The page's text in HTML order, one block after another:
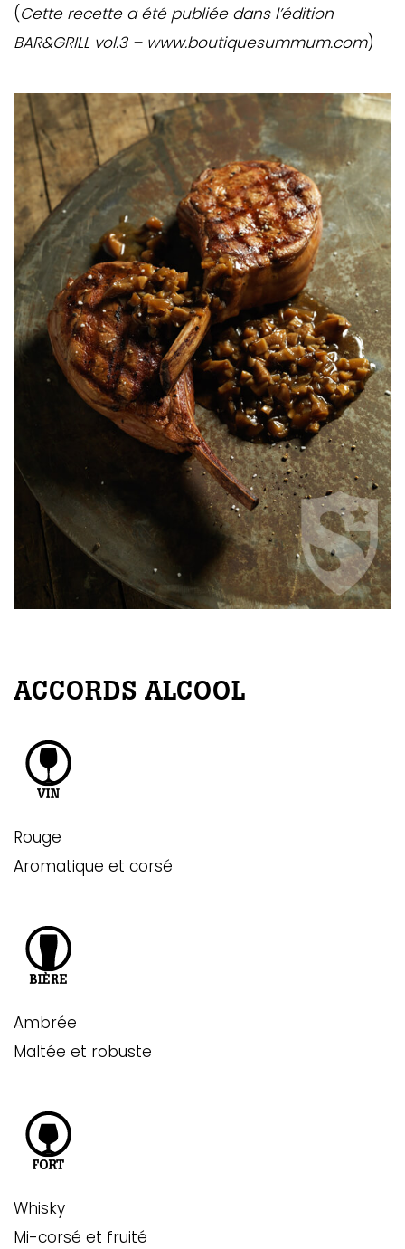
(Cette recette a été publiée dans l’édition
BAR&GRILL vol.3 – www.boutiquesummum.com)
ACCORDS ALCOOL
Rouge
Aromatique et corsé
Ambrée
Maltée et robuste
Whisky
Mi-corsé et fruité